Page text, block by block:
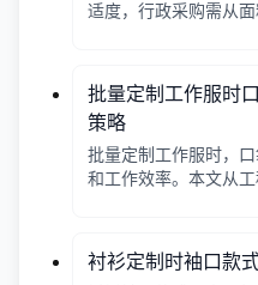
适度，行政采购需从
批量定制工作服时
策略
批量定制工作服时，
和工作效率。本文从
衬衫定制时袖口款